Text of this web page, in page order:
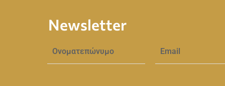
Newsletter